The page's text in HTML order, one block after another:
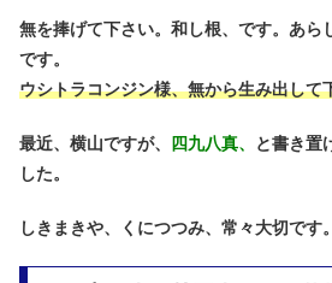
無を捧げて下さい。和し根、です。あら
です。
ウシトラコンジン様、無から生み出して
最近、横山ですが、 四九八真、
と書き置
した。
しきまきや、くにつつみ、常々大切です。